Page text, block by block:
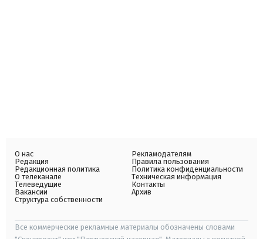
О нас
Редакция
Редакционная политика
О телеканале
Телеведущие
Вакансии
Структура собственности
Рекламодателям
Правила пользования
Политика конфиденциальности
Техническая информация
Контакты
Архив
Все коммерческие рекламные материалы обозначены словами